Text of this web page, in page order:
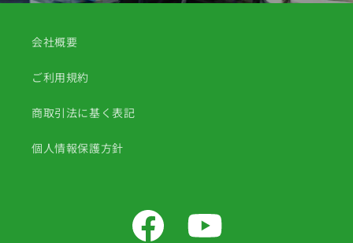
会社概要
ご利用規約
商取引法に基く表記
個人情報保護方針
Facebook YouTube